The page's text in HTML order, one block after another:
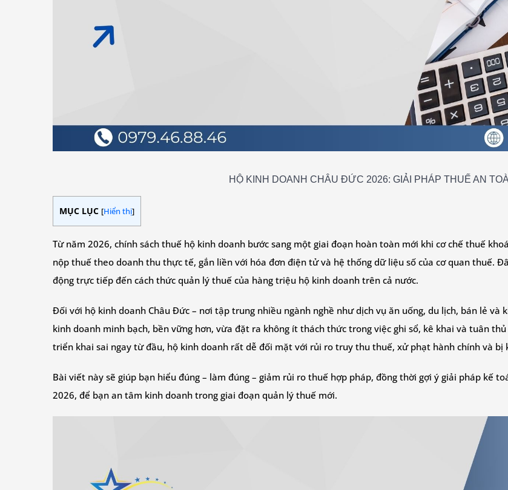
HỘ KINH DOANH CHÂU ĐỨC 2026: GIẢI PHÁP THUẾ AN
MỤC LỤC [Hiển thị]
Từ năm 2026, chính sách thuế hộ kinh doanh bước sang một giai đoạn hoàn toàn mới khi cơ chế thuế
nộp thuế theo doanh thu thực tế, gắn liền với hóa đơn điện tử và hệ thống dữ liệu số của cơ quan thuế.
động trực tiếp đến cách thức quản lý thuế của hàng triệu hộ kinh doanh trên cả nước.
Đối với hộ kinh doanh Châu Đức – nơi tập trung nhiều ngành nghề như dịch vụ ăn uống, du lịch, bán lẻ
kinh doanh minh bạch, bền vững hơn, vừa đặt ra không ít thách thức trong việc ghi sổ, kê khai và tuân
triển khai sai ngay từ đầu, hộ kinh doanh rất dễ đối mặt với rủi ro truy thu thuế, xử phạt hành chính và bị
Bài viết này sẽ giúp bạn hiểu đúng – làm đúng – giảm rủi ro thuế hợp pháp, đồng thời gợi ý giải pháp kế
2026, để bạn an tâm kinh doanh trong giai đoạn quản lý thuế mới.